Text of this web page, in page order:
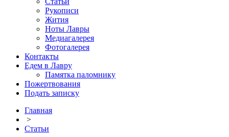
Рукописи
Жития
Ноты Лавры
Медиагалерея
Фотогалерея
Контакты
Едем в Лавру
Памятка паломнику
Пожертвования
Подать записку
Главная
>
Статьи